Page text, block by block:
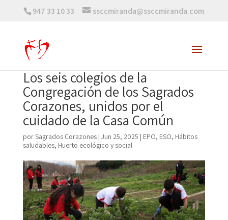
947 33 10 33 ssccmiranda@ssccmiranda.com
Los seis colegios de la
Congregación de los Sagrados
Corazones, unidos por el
cuidado de la Casa Común
porSagrados Corazones| Jun 25, 2025 | EPO, ESO, Hábitos
saludables, Huerto ecológico y social